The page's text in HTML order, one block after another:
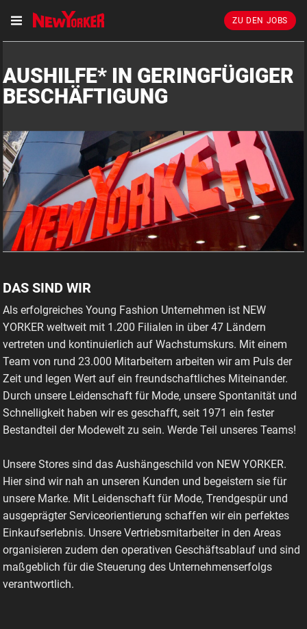
ZU DEN JOBS
AUSHILFE* IN GERINGFÜGIGER
BESCHÄFTIGUNG
DAS SIND WIR
Als erfolgreiches Young Fashion Unternehmen ist NEW
YORKER weltweit mit 1.200 Filialen in über 47 Ländern
vertreten und kontinuierlich auf Wachstumskurs. Mit einem
Team von rund 23.000 Mitarbeitern arbeiten wir am Puls der
Zeit und legen Wert auf ein freundschaftliches Miteinander.
Durch unsere Leidenschaft für Mode, unsere Spontanität und
Schnelligkeit haben wir es geschafft, seit 1971 ein fester
Bestandteil der Modewelt zu sein. Werde Teil unseres Teams!
Unsere Stores sind das Aushängeschild von NEW YORKER.
Hier sind wir nah an unseren Kunden und begeistern sie für
unsere Marke. Mit Leidenschaft für Mode, Trendgespür und
ausgeprägter Serviceorientierung schaffen wir ein perfektes
Einkaufserlebnis. Unsere Vertriebsmitarbeiter in den Areas
organisieren zudem den operativen Geschäftsablauf und sind
maßgeblich für die Steuerung des Unternehmenserfolgs
verantwortlich.